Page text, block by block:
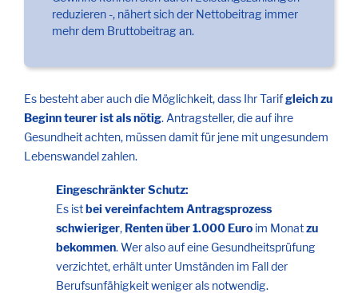
reduzieren -, nähert sich der Nettobeitrag immer
mehr dem Bruttobeitrag an.
Es besteht aber auch die Möglichkeit, dass Ihr Tarifgleich zu
Beginn teurer ist als nötig. Antragsteller, die auf ihre
Gesundheit achten, müssen damit für jene mit ungesundem
Lebenswandel zahlen.
Eingeschränkter Schutz:
Es istbei vereinfachtem Antragsprozess
schwieriger, Renten über 1.000 Euro im Monatzu
bekommen. Wer also auf eine Gesundheitsprüfung
verzichtet, erhält unter Umständen im Fall der
Berufsunfähigkeit weniger als notwendig.